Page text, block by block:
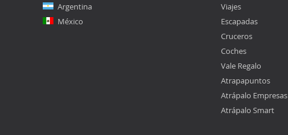
Argentina
México
Viajes
Escapadas
Cruceros
Coches
Vale Regalo
Atrapapuntos
Atrápalo Empresas
Atrápalo Smart